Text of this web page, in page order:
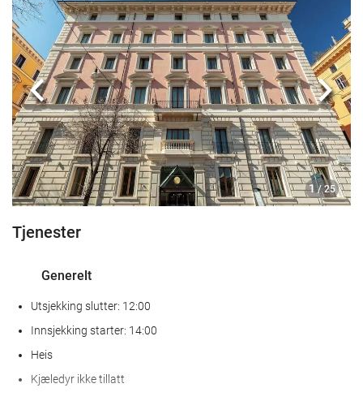
1 / 25
Forrige
Tjenester
Generelt
Utsjekking slutter: 12:00
Innsjekking starter: 14:00
Heis
Kjæledyr ikke tillatt